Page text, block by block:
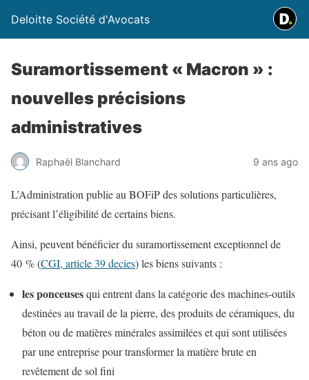
Deloitte Société d'Avocats
Suramortissement « Macron » :
nouvelles précisions
administratives
Raphaël Blanchard 9 ans ago
L’Administration publie au BOFiP des solutions particulières,
précisant l’éligibilité de certains biens.
Ainsi, peuvent bénéficier du suramortissement exceptionnel de
40 % (CGI, article 39 decies) les biens suivants :
les ponceusesqui entrent dans la catégorie des machines-outils
destinées au travail de la pierre, des produits de céramiques, du
béton ou de matières minérales assimilées et qui sont utilisées
par une entreprise pour transformer la matière brute en
revêtement de sol fini